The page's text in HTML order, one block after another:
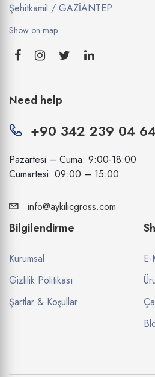
Şehitkamil / GAZİANTEP
Show on map
Need help
+90 342 239 04
Pazartesi – Cuma: 9:00-18:00
Cumartesi: 09:00 – 15:00
info@aykilicgross.com
Bilgilendirme
Kurumsal
Gizlilik Politikası
Şartlar & Koşullar